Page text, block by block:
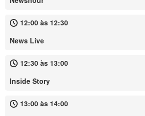
12:00 às 12:30
News Live
12:30 às 13:00
Inside Story
13:00 às 14:00